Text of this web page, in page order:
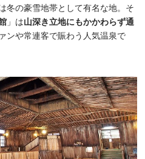
冬の豪雪地帯として有名な地。そ
」は山深き立地にもかかわらず通
ンや常連客で賑わう人気温泉で